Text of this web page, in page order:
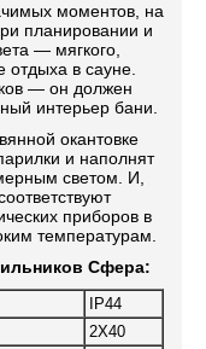
моментов, на
планировании и
— мягкого,
в сауне.
— он должен
интерьер бани.
окантовке
и наполнят
светом. И,
приборов в
температурам.
Сфера:
IP44
2Х40